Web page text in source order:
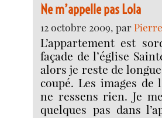
Ne m’appelle pas Lola
12 octobre 2009, par
L’appartement est
façade de l’église
alors je reste de
coupé. Les images de
ne ressens rien. Je
quelques pas dans